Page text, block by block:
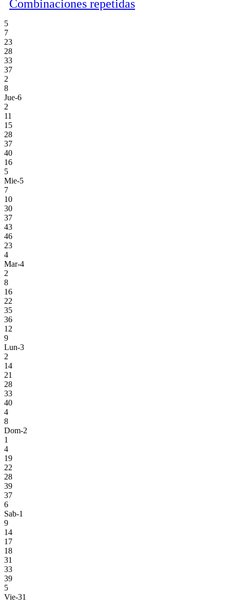
Combinaciones repetidas
5
7
23
28
33
37
2
8
Jue-6
2
11
15
28
37
40
16
5
Mie-5
7
10
30
37
43
46
23
4
Mar-4
2
8
16
22
35
36
12
9
Lun-3
2
14
21
28
33
40
4
8
Dom-2
1
4
19
22
28
39
37
6
Sab-1
9
14
17
18
31
33
39
5
Vie-31